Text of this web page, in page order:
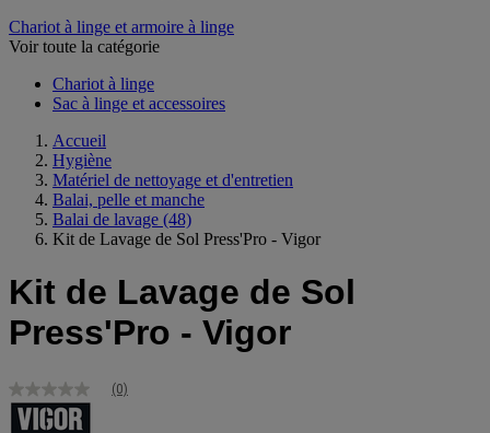
Chariot à linge et armoire à linge
Voir toute la catégorie
Chariot à linge
Sac à linge et accessoires
Accueil
Hygiène
Matériel de nettoyage et d'entretien
Balai, pelle et manche
Balai de lavage (48)
Kit de Lavage de Sol Press'Pro - Vigor
Kit de Lavage de Sol
Press'Pro - Vigor
Aucune
valeur
(0)